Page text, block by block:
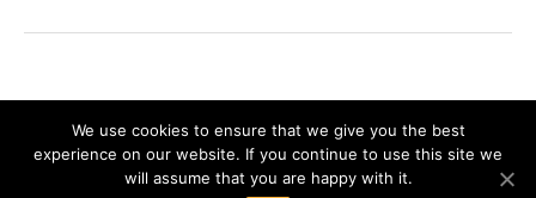
Impressum Privacy Policy
We use cookies to ensure that we give you the best
experience on our website. If you continue to use this site we
will assume that you are happy with it.